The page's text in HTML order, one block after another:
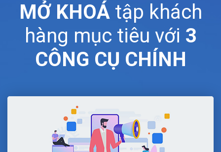
MỞ KHOÁ tập khách
hàng mục tiêu với 3
CÔNG CỤ CHÍNH